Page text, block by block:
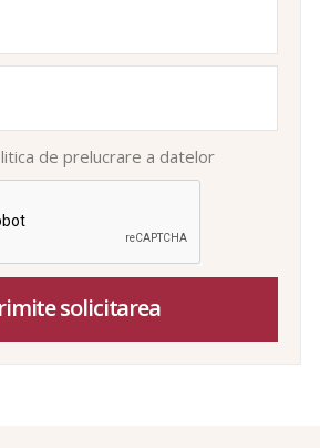
de prelucrare a datelor
solicitarea